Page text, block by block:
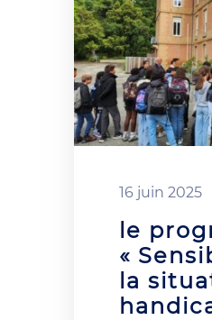
16 juin 2025
le
«
la